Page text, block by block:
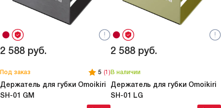
2 588 руб.
Под заказ 5 (1)
Держатель для губки Omoikiri
SH-01 GM
2 588 руб.
В наличии
Держатель для губки Omoikiri
SH-01 LG